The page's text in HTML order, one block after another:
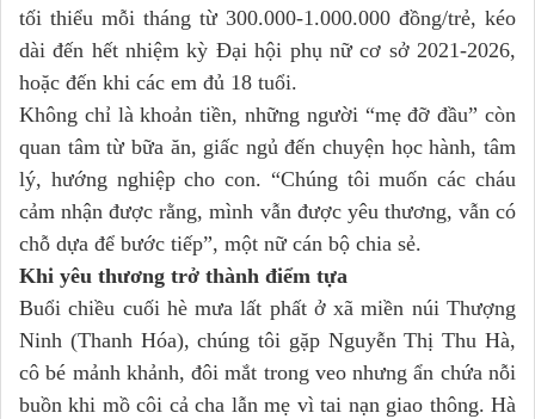
tối thiểu mỗi tháng từ 300.000-1.000.000 đồng/trẻ, kéo
dài đến hết nhiệm kỳ Đại hội phụ nữ cơ sở 2021-2026,
hoặc đến khi các em đủ 18 tuổi.
Không chỉ là khoản tiền, những người “mẹ đỡ đầu” còn
quan tâm từ bữa ăn, giấc ngủ đến chuyện học hành, tâm
lý, hướng nghiệp cho con. “Chúng tôi muốn các cháu
cảm nhận được rằng, mình vẫn được yêu thương, vẫn có
chỗ dựa để bước tiếp”, một nữ cán bộ chia sẻ.
Khi yêu thương trở thành điểm tựa
Buổi chiều cuối hè mưa lất phất ở xã miền núi Thượng
Ninh (Thanh Hóa), chúng tôi gặp Nguyễn Thị Thu Hà,
cô bé mảnh khảnh, đôi mắt trong veo nhưng ẩn chứa nỗi
buồn khi mồ côi cả cha lẫn mẹ vì tai nạn giao thông. Hà